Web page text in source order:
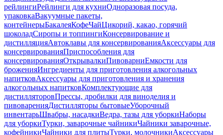
рейлингиРейлинги для кухниОдноразовая посуда,
упаковкаВакуумные пакеты,
контейнерыБакалеяКофеЧайЦикорий, какао, горячий
шоколадСиропы и топпингиКонсервирование и
дистилляцияАвтоклавы для консервированияАксессуары для
консервированияПриспособления для
консервированияОткрывалкиПивоварниЕмкости для
броженияИнгредиенты для приготовления алкогольных
напитковАксессуары для приготовления и хранения
алкогольных напитковКомплектующие для
дистилляторовПрессы, дробилки для виноделия и
пивоваренияДистилляторы бытовыеУборочный
инвентарьШвабры, насадкиВедра, тазы для уборкиНаборы
для уборкиТурки, заварочные чайникиЧайники заварочные,
кофейникиЧайники для плитыТурки, молочникиАксессуары